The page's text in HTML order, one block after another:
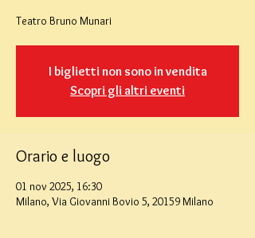
Teatro Bruno Munari
I biglietti non sono in vendita
Scopri gli altri eventi
Orario e luogo
01 nov 2025, 16:30
Milano, Via Giovanni Bovio 5, 20159 Milano